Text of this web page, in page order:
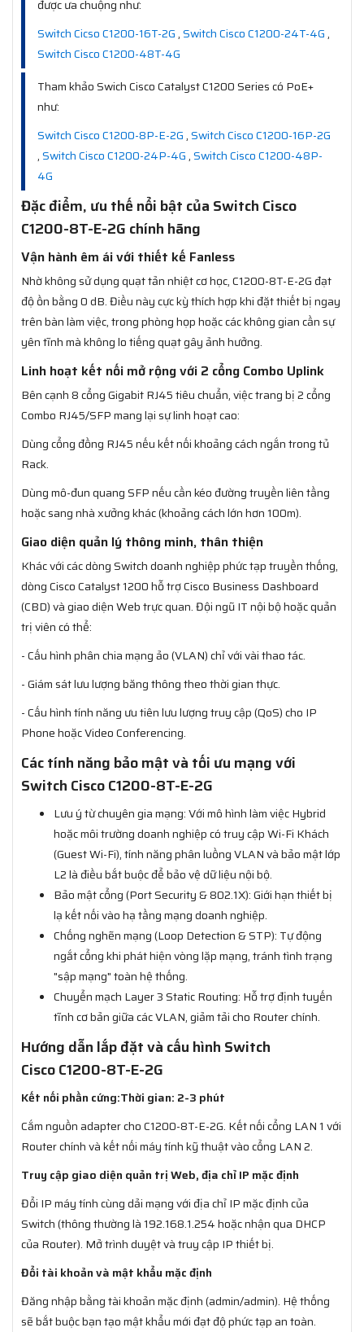
được ưa chuộng như:
Switch Cicso C1200-16T-2G,Switch Cisco C1200-24T-4G,
Switch Cisco C1200-48T-4G
Tham khảo Swich Cisco Catalyst C1200 Series có PoE+
như:
Switch Cisco C1200-8P-E-2G,Switch Cisco C1200-16P-2G
,Switch Cisco C1200-24P-4G,Switch Cisco C1200-48P-
4G
Đặc điểm, ưu thế nổi bật của Switch Cisco
C1200-8T-E-2G chính hãng
Vận hành êm ái với thiết kế Fanless
Nhờ không sử dụng quạt tản nhiệt cơ học, C1200-8T-E-2G đạt
độ ồn bằng 0 dB. Điều này cực kỳ thích hợp khi đặt thiết bị ngay
trên bàn làm việc, trong phòng họp hoặc các không gian cần sự
yên tĩnh mà không lo tiếng quạt gây ảnh hưởng.
Linh hoạt kết nối mở rộng với 2 cổng Combo Uplink
Bên cạnh 8 cổng Gigabit RJ45 tiêu chuẩn, việc trang bị 2 cổng
Combo RJ45/SFP mang lại sự linh hoạt cao:
Dùng cổng đồng RJ45 nếu kết nối khoảng cách ngắn trong tủ
Rack.
Dùng mô-đun quang SFP nếu cần kéo đường truyền liên tầng
hoặc sang nhà xưởng khác (khoảng cách lớn hơn 100m).
Giao diện quản lý thông minh, thân thiện
Khác với các dòng Switch doanh nghiệp phức tạp truyền thống,
dòng Cisco Catalyst 1200 hỗ trợ Cisco Business Dashboard
(CBD) và giao diện Web trực quan. Đội ngũ IT nội bộ hoặc quản
trị viên có thể:
- Cấu hình phân chia mạng ảo (VLAN) chỉ với vài thao tác.
- Giám sát lưu lượng băng thông theo thời gian thực.
- Cấu hình tính năng ưu tiên lưu lượng truy cập (QoS) cho IP
Phone hoặc Video Conferencing.
Các tính năng bảo mật và tối ưu mạng với
Switch Cisco C1200-8T-E-2G
Lưu ý từ chuyên gia mạng: Với mô hình làm việc Hybrid
hoặc môi trường doanh nghiệp có truy cập Wi-Fi Khách
(Guest Wi-Fi), tính năng phân luồng VLAN và bảo mật lớp
L2 là điều bắt buộc để bảo vệ dữ liệu nội bộ.
Bảo mật cổng (Port Security & 802.1X): Giới hạn thiết bị
lạ kết nối vào hạ tầng mạng doanh nghiệp.
Chống nghẽn mạng (Loop Detection & STP): Tự động
ngắt cổng khi phát hiện vòng lặp mạng, tránh tình trạng
"sập mạng" toàn hệ thống.
Chuyển mạch Layer 3 Static Routing: Hỗ trợ định tuyến
tĩnh cơ bản giữa các VLAN, giảm tải cho Router chính.
Hướng dẫn lắp đặt và cấu hình Switch
Cisco C1200-8T-E-2G
Kết nối phần cứng:Thời gian: 2-3 phút
Cắm nguồn adapter cho C1200-8T-E-2G. Kết nối cổng LAN 1 với
Router chính và kết nối máy tính kỹ thuật vào cổng LAN 2.
Truy cập giao diện quản trị Web, địa chỉ IP mặc định
Đổi IP máy tính cùng dải mạng với địa chỉ IP mặc định của
Switch (thông thường là 192.168.1.254 hoặc nhận qua DHCP
của Router). Mở trình duyệt và truy cập IP thiết bị.
Đổi tài khoản và mật khẩu mặc định
Đăng nhập bằng tài khoản mặc định (admin/admin). Hệ thống
sẽ bắt buộc bạn tạo mật khẩu mới đạt độ phức tạp an toàn.